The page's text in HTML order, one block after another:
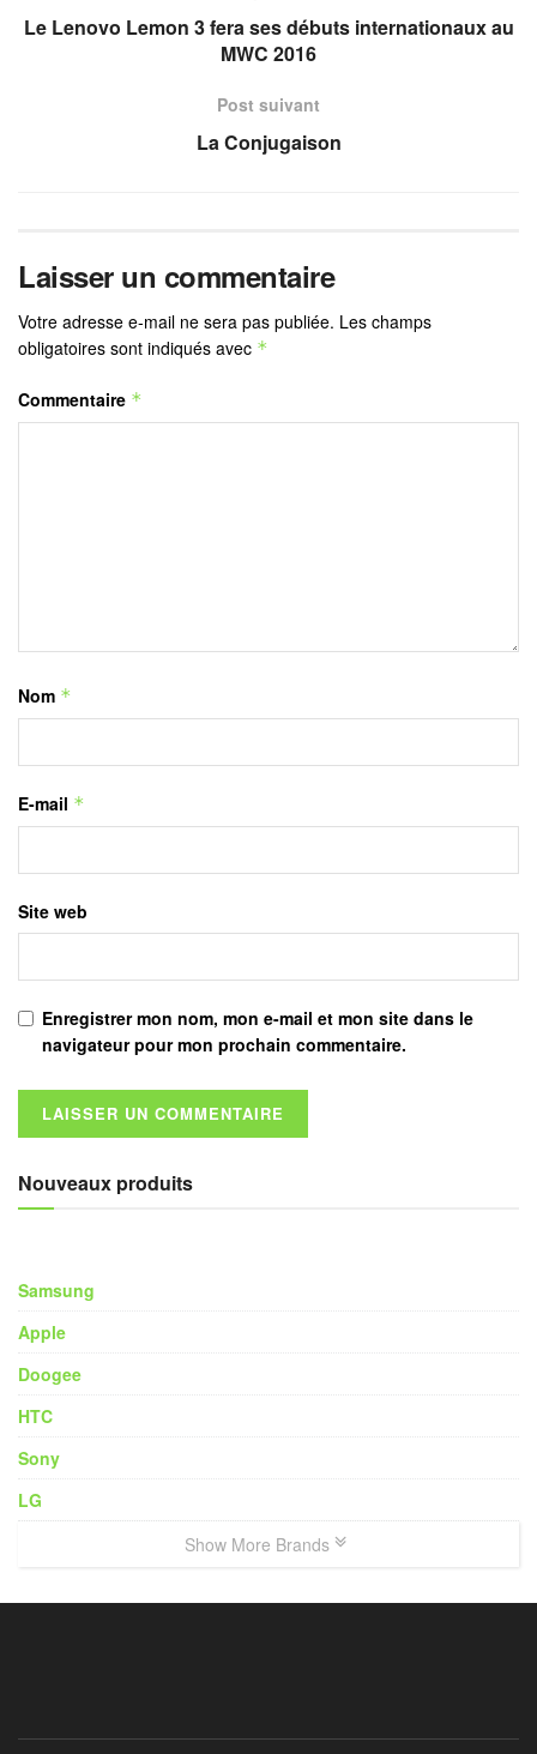
Le Lenovo Lemon 3 fera ses débuts internationaux au
MWC 2016
Post suivant
La Conjugaison
Laisser un commentaire
Votre adresse e-mail ne sera pas publiée. Les champs
obligatoires sont indiqués avec *
Commentaire *
Nom *
E-mail *
Site web
Enregistrer mon nom, mon e-mail et mon site dans le
navigateur pour mon prochain commentaire.
Nouveaux produits
Samsung
Apple
Doogee
HTC
Sony
LG
Show More Brands